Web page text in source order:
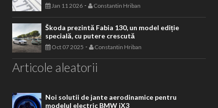
Jan 11 2026 - Constantin Hriban
Škoda prezintă Fabia 130, un model ediție
specială, cu putere crescută
Oct 07 2025 - Constantin Hriban
Articole aleatorii
Noi solutii de jante aerodinamice pentru
modelul electric BMW iX3